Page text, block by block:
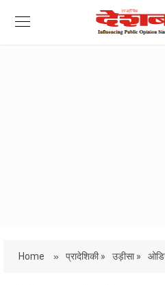
Home » प्रादेशिकी » उड़ीसा »